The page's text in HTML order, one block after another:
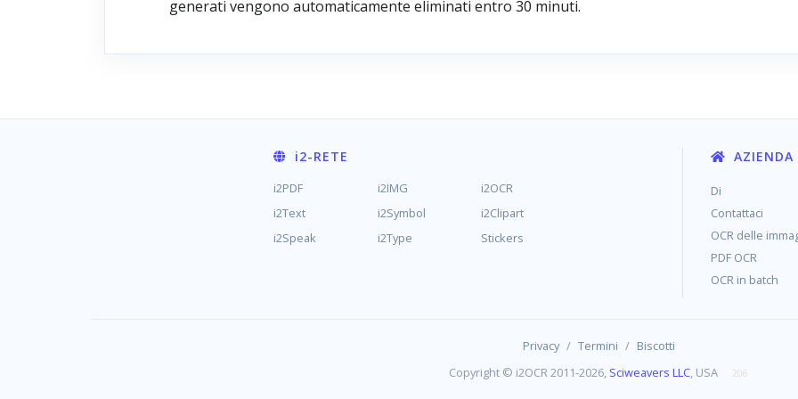
generati vengono automaticamente eliminati entro 30 minuti.
i2-RETE
i2PDF i2IMG
i2OCR
i2Text
i2Symbol
i2Clipart
i2Speak
i2Type Stickers
AZIENDA
Di
Contattaci
OCR delle
PDF OCR
OCR in batch
Privacy / Termini / Biscotti
Copyright © i2OCR 2011-2026, Sciweavers LLC, USA 206